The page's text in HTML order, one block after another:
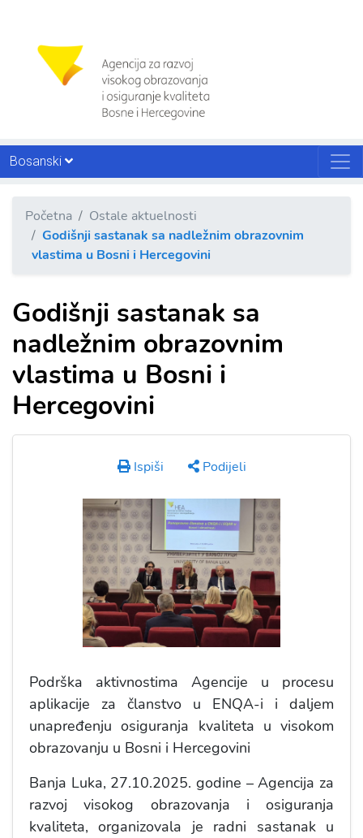
Bosanski
Početna
Ostale aktuelnosti
Godišnji sastanak sa nadležnim obrazovnim
vlastima u Bosni i Hercegovini
Godišnji sastanak sa
nadležnim obrazovnim
vlastima u Bosni i
Hercegovini
Ispiši Podijeli
Podrška aktivnostima Agencije u procesu
aplikacije za članstvo u ENQA-i i daljem
unapređenju osiguranja kvaliteta u visokom
obrazovanju u Bosni i Hercegovini
Banja Luka, 27.10.2025. godine – Agencija za
razvoj visokog obrazovanja i osiguranja
kvaliteta, organizovala je radni sastanak u